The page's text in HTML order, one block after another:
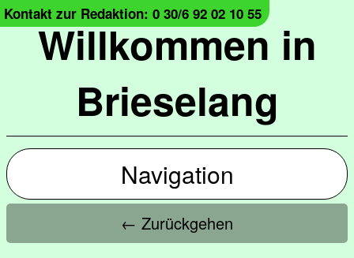
Willkommen in
Brieselang
Kontakt zur Redaktion: 0 30/6 92 02 10 55
Navigation
← Zurückgehen